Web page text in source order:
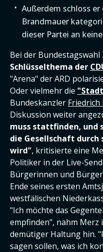
Außerdem schloss
Brandmauer
dieser Partei an
Bei der Bundestagswahl
Schlüsselthema der
"Arena" der ARD
Oder vielmehr die
Bundeskanzler Friedrich
Diskussion weiter
muss stattfinden, und
die Gesellschaft durch
wird", kritisierte eine
Politiker in der Live-
Bürgerinnen und
Ende seines ersten
westfälischen
"Ich möchte das
empfinden", nahm
demütiger Haltung hin.
sagen sollen, was ich